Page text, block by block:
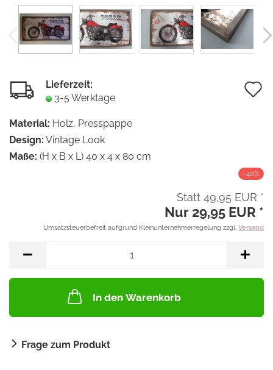
Lieferzeit:
3-5 Werktage
Material: Holz, Presspappe
Design: Vintage Look
Maße: (H x B x L) 40 x 4 x 80 cm
-40%
Statt 49,95 EUR *
Nur 29,95 EUR *
Umsatzsteuerbefreit aufgrund Kleinunternehmerregelung zzgl. Versand
In den Warenkorb
Frage zum Produkt